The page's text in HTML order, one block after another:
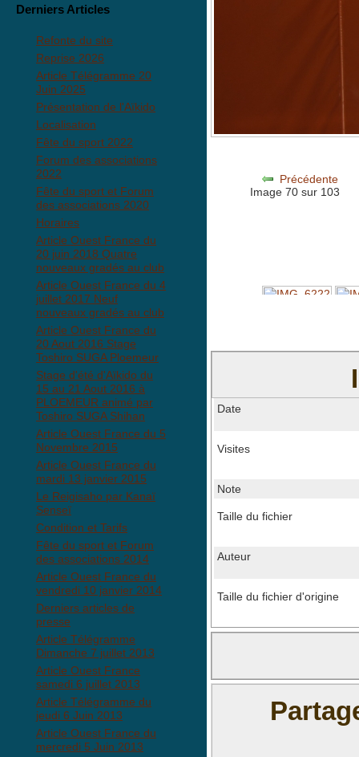
Derniers Articles
Refonte du site
Reprise 2026
Article Télégramme 20
Juin 2025
Présentation de l'Aïkido
Localisation
Fête du sport 2022
Forum des associations
2022
Fête du sport et Forum
des associations 2020
Horaires
Article Ouest France du
20 juin 2018 Quatre
nouveaux gradés au club
Article Ouest France du 4
juillet 2017 Neuf
nouveaux gradés au club
Article Ouest France du
20 Aout 2016 Stage
Toshiro SUGA Ploemeur
Stage d'été d'Aïkido du
15 au 21 Aout 2016 à
PLOEMEUR animé par
Toshiro SUGA Shihan
Article Ouest France du 5
Novembre 2015
Article Ouest France du
mardi 13 janvier 2015
Le Reigisaho par Kanaï
Senseï
Condition et Tarifs
Fête du sport et Forum
des associations 2014
Article Ouest France du
vendredi 10 janvier 2014
Derniers articles de
presse
Article Télégramme
Dimanche 7 juillet 2013
Article Ouest France
samedi 6 juillet 2013
Article Télégramme du
jeudi 6 Juin 2013
Article Ouest France du
mercredi 5 Juin 2013
Précédente
Image 70 sur 103
Date
Visites
Note
Taille du fichier
Auteur
Taille du fichier d'origine